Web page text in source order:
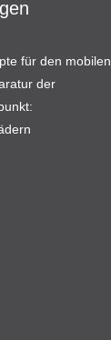
für den mobilen
der